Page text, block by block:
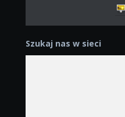
Szukaj nas w sieci